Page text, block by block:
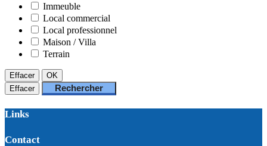
Immeuble
Local commercial
Local professionnel
Maison / Villa
Terrain
Effacer
OK
Effacer
Rechercher
Links
Contact